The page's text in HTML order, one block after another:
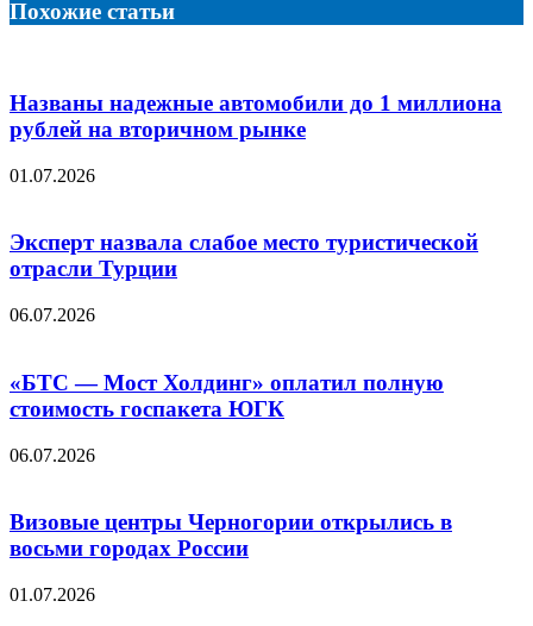
электронную
почту
Похожие статьи
Названы надежные автомобили до 1 миллиона
рублей на вторичном рынке
01.07.2026
Эксперт назвала слабое место туристической
отрасли Турции
06.07.2026
«БТС — Мост Холдинг» оплатил полную
стоимость госпакета ЮГК
06.07.2026
Визовые центры Черногории открылись в
восьми городах России
01.07.2026